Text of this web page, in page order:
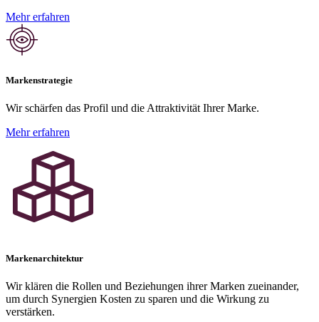
Mehr erfahren
Markenstrategie
Wir schärfen das Profil und die Attraktivität Ihrer Marke.
Mehr erfahren
Markenarchitektur
Wir klären die Rollen und Beziehungen ihrer Marken zueinander,
um durch Synergien Kosten zu sparen und die Wirkung zu
verstärken.